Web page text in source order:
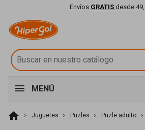
Envíos GRATIS desde
MENÚ
home Juguetes Puzles Puzle adulto